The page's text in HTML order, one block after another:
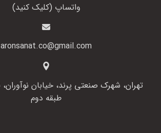
واتساپ (کلیک کنید)
aronsanat.co@gmail.com
طبقه دوم